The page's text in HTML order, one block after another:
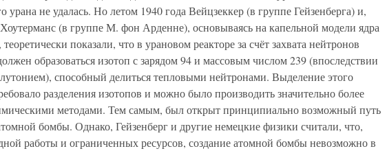
урана не удалась. Но летом 1940 года Вейцзеккер (в группе Гейзенберга) и,
(в группе М. фон Арденне), основываясь на капельной модели ядра
показали, что в урановом реакторе за счёт захвата нейтронов
образоваться изотоп с зарядом 94 и массовым числом 239 (впоследствии
способный делиться тепловыми нейтронами. Выделение этого
разделения изотопов и можно было производить значительно более
методами. Тем самым, был открыт принципиально возможный путь
бомбы. Однако, Гейзенберг и другие немецкие физики считали, что,
работы и ограниченных ресурсов, создание атомной бомбы невозможно в